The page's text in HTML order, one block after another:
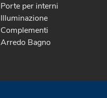
Porte per interni
Illuminazione
Complementi
Arredo Bagno